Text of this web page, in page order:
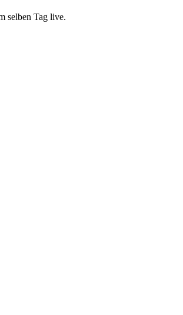
selben Tag live.